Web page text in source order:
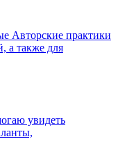
Авторские практики
а также для
увидеть